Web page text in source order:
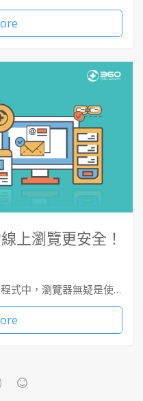
上瀏覽更安全！
式中，瀏覽器無疑是使…